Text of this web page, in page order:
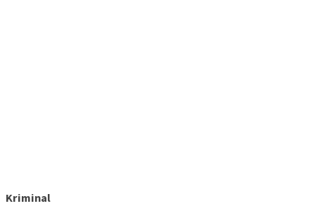
Kriminal